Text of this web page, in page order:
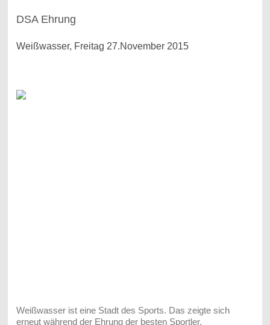
DSA Ehrung
Weißwasser, Freitag 27.November 2015
Weißwasser ist eine Stadt des Sports. Das zeigte sich
erneut während der Ehrung der besten Sportler,